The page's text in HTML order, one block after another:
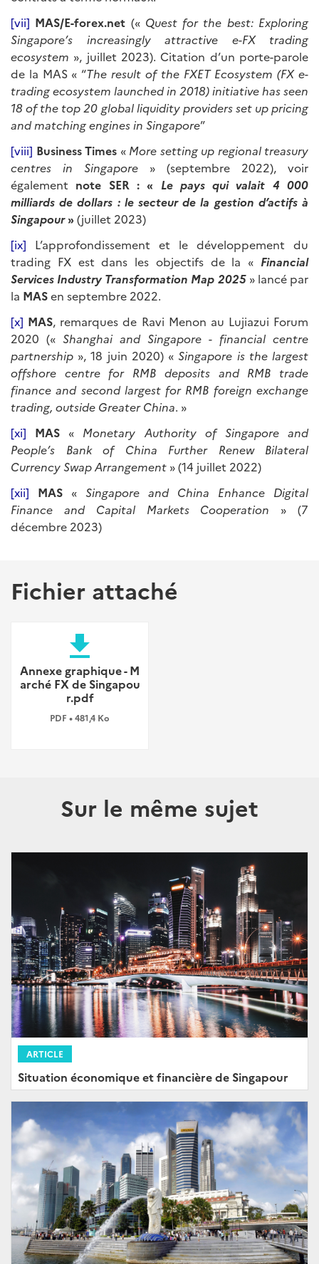
[vii] MAS/E-forex.net (« Quest for the best: Exploring
Singapore’s increasingly attractive e-FX trading
ecosystem », juillet 2023). Citation d’un porte-parole
de la MAS « “The result of the FXET Ecosystem (FX e-
trading ecosystem launched in 2018) initiative has seen
18 of the top 20 global liquidity providers set up pricing
and matching engines in Singapore”
[viii] Business Times « More setting up regional treasury
centres in Singapore » (septembre 2022), voir
également note SER : « Le pays qui valait 4 000
milliards de dollars : le secteur de la gestion d’actifs à
Singapour»(juillet 2023)
[ix] L’approfondissement et le développement du
trading FX est dans les objectifs de la « Financial
Services Industry Transformation Map 2025» lancé par
la MASen septembre 2022.
[x] MAS, remarques de Ravi Menon au Lujiazui Forum
2020 (« Shanghai and Singapore - financial centre
partnership », 18 juin 2020) «Singapore is the largest
offshore centre for RMB deposits and RMB trade
finance and second largest for RMB foreign exchange
trading, outside Greater China. »
[xi]
MAS « Monetary Authority of Singapore and
People’s Bank of China Further Renew Bilateral
Currency Swap Arrangement » (14 juillet 2022)
[xii]
MAS « Singapore and China Enhance Digital
Finance and Capital Markets Cooperation » (7
décembre 2023)
Fichier attaché
file_download
Annexe graphique - M
arché FX de Singapou
r.pdf
PDF • 481,4 Ko
Sur le même sujet
ARTICLE
Situation économique et financière de Singapour